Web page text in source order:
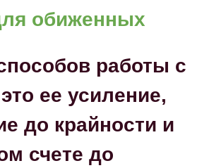
обиженных
работы с
ее усиление,
до крайности и
счете до